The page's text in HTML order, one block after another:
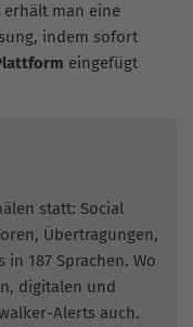
erhält man eine
indem sofort
eingefügt
statt: Social
Übertragungen,
187 Sprachen. Wo
digitalen und
Alerts auch.